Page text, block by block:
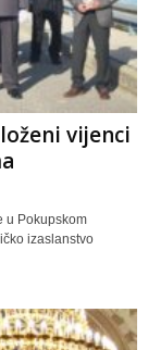
vijenci
u Pokupskom
izaslanstvo